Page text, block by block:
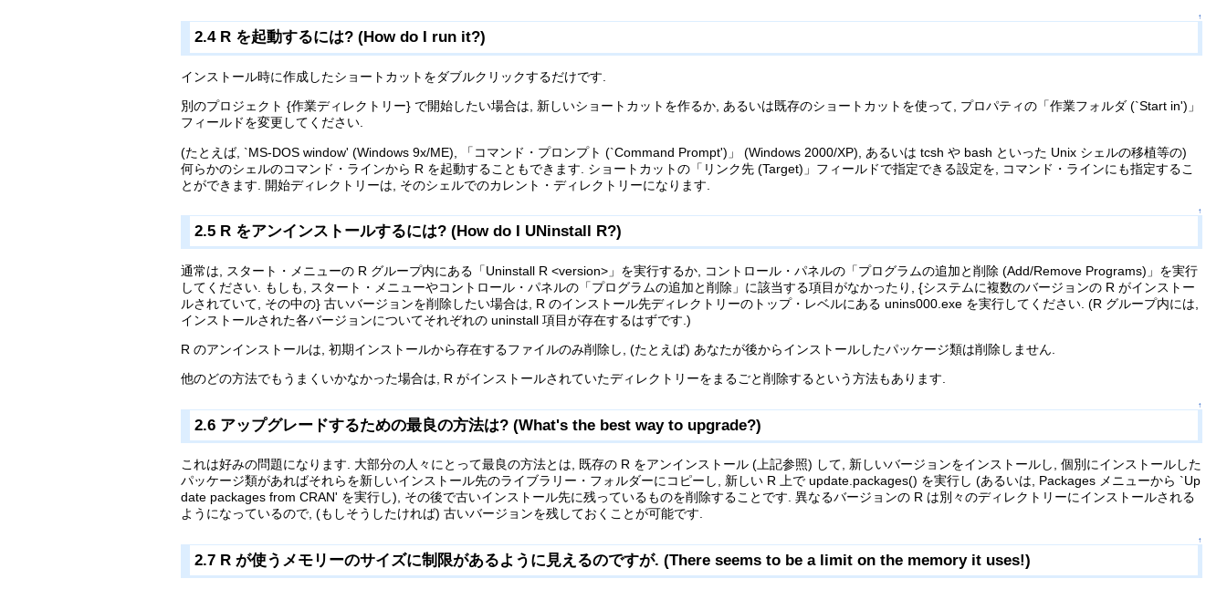
↑
2.4 R を起動するには? (How do I run it?)
インストール時に作成したショートカットをダブルクリックするだけです.
別のプロジェクト {作業ディレクトリー} で開始したい場合は, 新しいショートカットを作るか, あるいは既存のショートカットを使って, プロパティの「作業フォルダ (`Start in')」
フィールドを変更してください.
(たとえば, `MS-DOS window' (Windows 9x/ME), 「コマンド・プロンプト (`Command Prompt')」 (Windows 2000/XP), あるいは tcsh や bash といった Unix シェルの移植等の)
何らかのシェルのコマンド・ラインから R を起動することもできます. ショートカットの「リンク先 (Target)」フィールドで指定できる設定を, コマンド・ラインにも指定するこ
とができます. 開始ディレクトリーは, そのシェルでのカレント・ディレクトリーになります.
↑
2.5 R をアンインストールするには? (How do I UNinstall R?)
通常は, スタート・メニューの R グループ内にある「Uninstall R <version>」を実行するか, コントロール・パネルの「プログラムの追加と削除 (Add/Remove Programs)」を実行
してください. もしも, スタート・メニューやコントロール・パネルの「プログラムの追加と削除」に該当する項目がなかったり, {システムに複数のバージョンの R がインストー
ルされていて, その中の} 古いバージョンを削除したい場合は, R のインストール先ディレクトリーのトップ・レベルにある unins000.exe を実行してください. (R グループ内には,
インストールされた各バージョンについてそれぞれの uninstall 項目が存在するはずです.)
R のアンインストールは, 初期インストールから存在するファイルのみ削除し, (たとえば) あなたが後からインストールしたパッケージ類は削除しません.
他のどの方法でもうまくいかなかった場合は, R がインストールされていたディレクトリーをまるごと削除するという方法もあります.
↑
2.6 アップグレードするための最良の方法は? (What's the best way to upgrade?)
これは好みの問題になります. 大部分の人々にとって最良の方法とは, 既存の R をアンインストール (上記参照) して, 新しいバージョンをインストールし, 個別にインストールした
パッケージ類があればそれらを新しいインストール先のライブラリー・フォルダーにコピーし, 新しい R 上で update.packages() を実行し (あるいは, Packages メニューから `Up
date packages from CRAN' を実行し), その後で古いインストール先に残っているものを削除することです. 異なるバージョンの R は別々のディレクトリーにインストールされる
ようになっているので, (もしそうしたければ) 古いバージョンを残しておくことが可能です.
↑
2.7 R が使うメモリーのサイズに制限があるように見えるのですが. (There seems to be a limit on the memory it uses!)